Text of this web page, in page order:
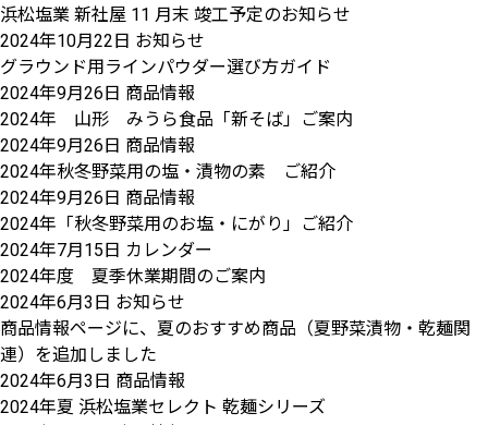
浜松塩業 新社屋 11 月末 竣工予定のお知らせ
2024年10月22日 お知らせ
グラウンド用ラインパウダー選び方ガイド
2024年9月26日 商品情報
2024年 山形 みうら食品「新そば」ご案内
2024年9月26日 商品情報
2024年秋冬野菜用の塩・漬物の素 ご紹介
2024年9月26日 商品情報
2024年「秋冬野菜用のお塩・にがり」ご紹介
2024年7月15日 カレンダー
2024年度 夏季休業期間のご案内
2024年6月3日 お知らせ
商品情報ページに、夏のおすすめ商品（夏野菜漬物・乾麺関
連）を追加しました
2024年6月3日 商品情報
2024年夏 浜松塩業セレクト 乾麺シリーズ